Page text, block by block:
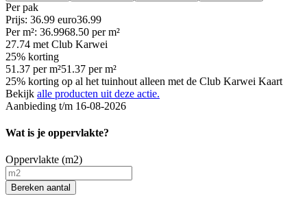
Per pak
Prijs: 36.99 euro36.99
Per m²: 36.9968.50 per m²
27.74 met Club Karwei
25% korting
51.37 per m²51.37 per m²
25% korting op al het tuinhout alleen met de Club Karwei Kaart
Bekijk alle producten uit deze actie.
Aanbieding t/m 16-08-2026
Wat is je oppervlakte?
Oppervlakte (m2)
Bereken aantal